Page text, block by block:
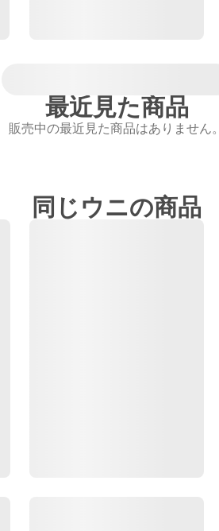
最近見た商品
販売中の最近見た商品はありません。
同じウニの商品